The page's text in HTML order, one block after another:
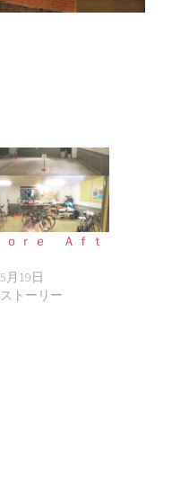
ｏｒｅ Ａｆｔ
月19日
トーリー